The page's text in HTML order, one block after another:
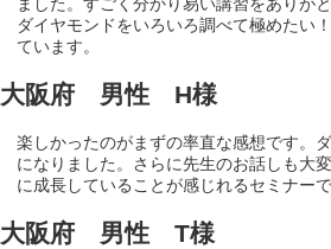
ダイヤモンドをいろいろ調べて極めたい
ています。
大阪府 男性 H様
楽しかったのがまずの率直な感想です。
になりました。さらに先生のお話しも大
に成長していることが感じれるセミナーで
大阪府 男性 T様